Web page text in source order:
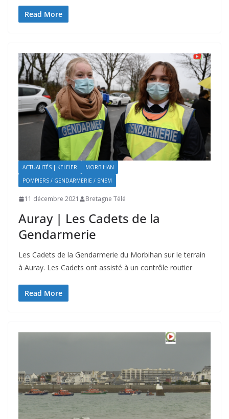
Read More
ACTUALITÉS | KELEIER
MORBIHAN
POMPIERS / GENDARMERIE / SNSM
11 décembre 2021 Bretagne Télé
Auray | Les Cadets de la
Gendarmerie
Les Cadets de la Gendarmerie du Morbihan sur le terrain
à Auray. Les Cadets ont assisté à un contrôle routier
Read More